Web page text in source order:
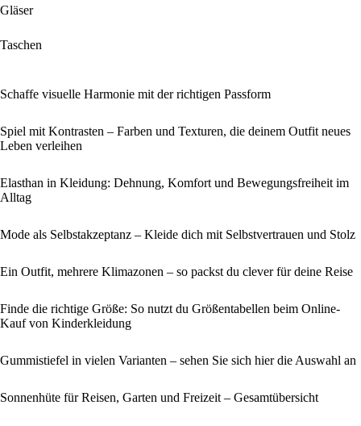
Gläser
Taschen
Schaffe visuelle Harmonie mit der richtigen Passform
Spiel mit Kontrasten – Farben und Texturen, die deinem Outfit neues
Leben verleihen
Elasthan in Kleidung: Dehnung, Komfort und Bewegungsfreiheit im
Alltag
Mode als Selbstakzeptanz – Kleide dich mit Selbstvertrauen und Stolz
Ein Outfit, mehrere Klimazonen – so packst du clever für deine Reise
Finde die richtige Größe: So nutzt du Größentabellen beim Online-
Kauf von Kinderkleidung
Gummistiefel in vielen Varianten – sehen Sie sich hier die Auswahl an
Sonnenhüte für Reisen, Garten und Freizeit – Gesamtübersicht